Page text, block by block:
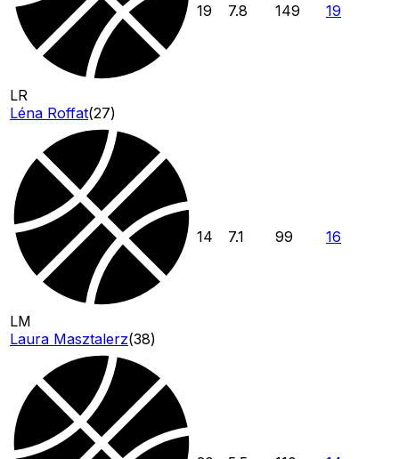
LR
Léna Roffat(27)
19 7.8 149 19
LM
Laura Masztalerz(38)
14 7.1 99 16